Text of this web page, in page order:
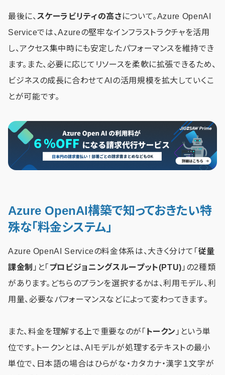
最後に、スケーラビリティの高さについて。Azure OpenAI
Serviceでは、Azureの堅牢なインフラストラクチャを活用
し、アクセス集中時にも安定したパフォーマンスを維持でき
ます。また、必要に応じてリソースを柔軟に拡張できるため、
ビジネスの成長に合わせてAIの活用規模を拡大していくこ
とが可能です。
Azure OpenAI構築で知っておきたい特
殊な「料金システム」
Azure OpenAI Serviceの料金体系は、大きく分けて「 従量
課金制 」と「 プロビジョニングスループット(PTU) 」の2種類
があります。どちらのプランを選択するかは、利用モデル、利
用量、必要なパフォーマンスなどによって変わってきます。
また、料金を理解する上で重要なのが「 トークン 」という単
位です。トークンとは、AIモデルが処理するテキストの最小
単位で、日本語の場合はひらがな・カタカナ・漢字１文字が